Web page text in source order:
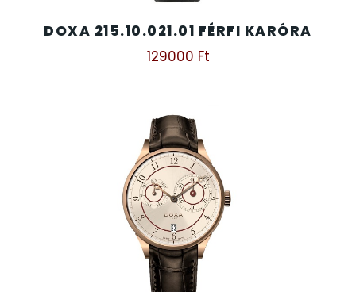
DOXA 215.10.021.01 FÉRFI KARÓRA
129000 Ft